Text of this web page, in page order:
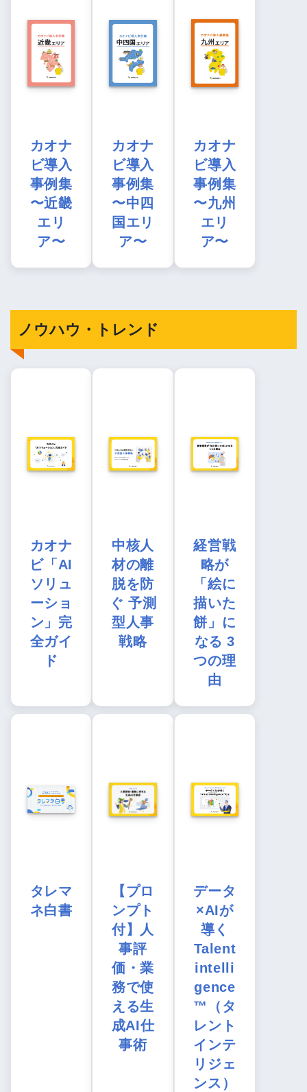
カオナ
ビ導入
事例集
〜近畿
エリ
ア〜
カオナ
ビ導入
事例集
〜中四
国エリ
ア〜
カオナ
ビ導入
事例集
〜九州
エリ
ア〜
ノウハウ・トレンド
カオナ
ビ「AI
ソリュ
ーショ
ン」完
全ガイ
ド
中核人
材の離
脱を防
ぐ 予測
型人事
戦略
経営戦
略が
「絵に
描いた
餅」に
なる 3
つの理
由
タレマ
ネ白書
【プロ
ンプト
付】人
事評
価・業
務で使
える生
成AI仕
事術
データ
×AIが
導く
Talent
intelli
gence
™（タ
レント
インテ
リジェ
ンス）